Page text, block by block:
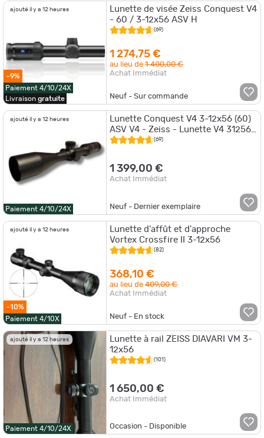
ajouté il y a 12 heures
-9%
Paiement 4/10/24X
Livraison gratuite
Lunette de visée Zeiss Conquest V4
- 60 / 3-12x56 ASV H
(69)
1 274,75 €
au lieu de1 400,00 €
Achat Immédiat
Neuf - Sur commande
ajouté il y a 12 heures
Paiement 4/10/24X
Lunette Conquest V4 3-12x56 (60)
ASV V4 - Zeiss - Lunette V4 31256
ASV V4
(69)
1 399,00 €
Achat Immédiat
Neuf - Dernier exemplaire
ajouté il y a 12 heures
-10%
Paiement 4/10X
Lunette d'affût et d'approche
Vortex Crossfire II 3-12x56
(82)
368,10 €
au lieu de409,00 €
Achat Immédiat
Neuf - En stock
ajouté il y a 12 heures
Paiement 4/10/24X
Lunette à rail ZEISS DIAVARI VM 3-
12x56
(101)
1 650,00 €
Achat Immédiat
Occasion - Disponible